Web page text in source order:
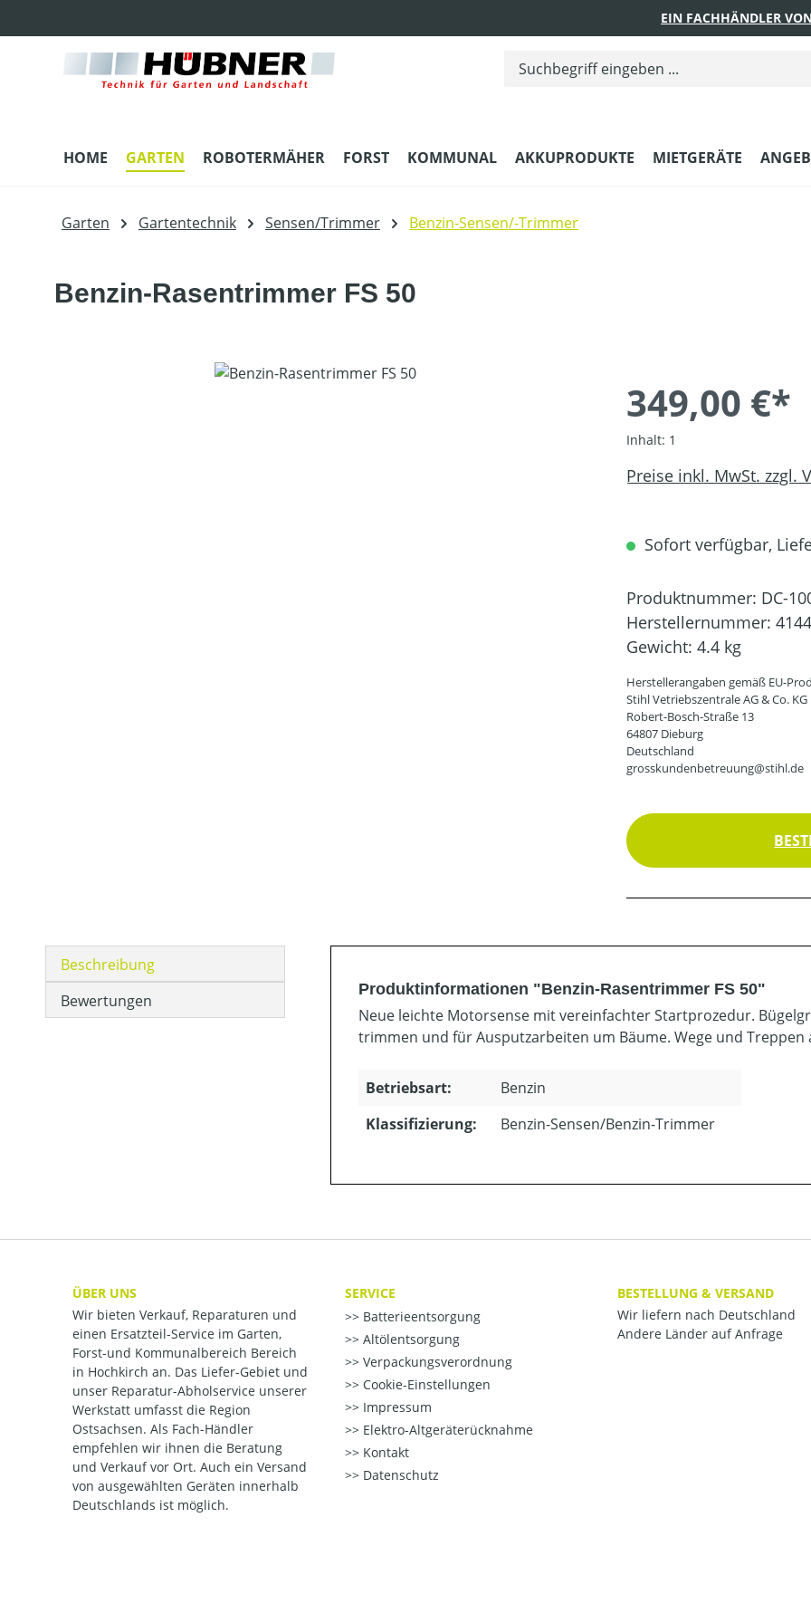
EIN FACHHÄNDLER
HOME GARTEN ROBOTERMÄHER FORST KOMMUNAL AKKUPRODUKTE MIETGERÄTE
Garten Gartentechnik Sensen/Trimmer Benzin-Sensen/-Trimmer
Benzin-Rasentrimmer FS 50
Bildergalerie überspringen
349,00 €*
Inhalt: 1
Preise inkl. MwSt. zzgl.
Sofort verfügbar,
Produktnummer: DC-
Herstellernummer:
Gewicht: 4.4 kg
Herstellerangaben gemäß EU-
Stihl Vetriebszentrale AG & Co. KG
Robert-Bosch-Straße 13
64807 Dieburg
Deutschland
grosskundenbetreuung@stihl.de
Beschreibung
Bewertungen
Produktinformationen "Benzin-Rasentrimmer FS 50"
Neue leichte Motorsense mit vereinfachter Startprozedur.
trimmen und für Ausputzarbeiten um Bäume. Wege und
Betriebsart:
Benzin
Klassifizierung:
Benzin-Sensen/Benzin-Trimmer
ÜBER UNS
Wir bieten Verkauf, Reparaturen und
einen Ersatzteil-Service im Garten,
Forst-und Kommunalbereich Bereich
in Hochkirch an. Das Liefer-Gebiet und
unser Reparatur-Abholservice unserer
Werkstatt umfasst die Region
Ostsachsen. Als Fach-Händler
empfehlen wir ihnen die Beratung
und Verkauf vor Ort. Auch ein Versand
von ausgewählten Geräten innerhalb
Deutschlands ist möglich.
SERVICE
Batterieentsorgung
Altölentsorgung
Verpackungsverordnung
Cookie-Einstellungen
Impressum
Elektro-Altgeräterücknahme
Kontakt
Datenschutz
BESTELLUNG & VERSAND
Wir liefern nach Deutschland
Andere Länder auf Anfrage